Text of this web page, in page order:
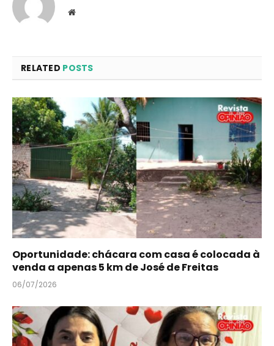
Website
RELATED POSTS
Oportunidade: chácara com casa é colocada à
venda a apenas 5 km de José de Freitas
06/07/2026